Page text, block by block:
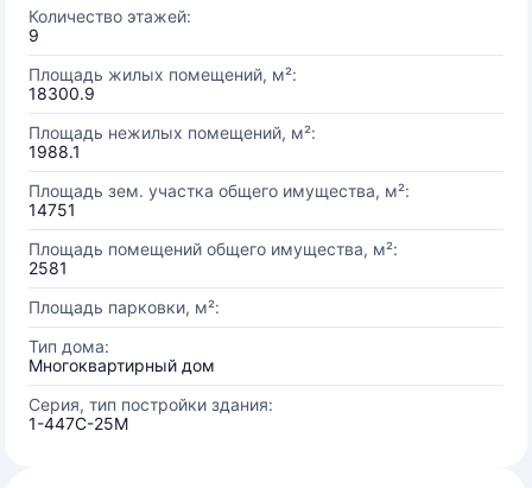
Количество этажей:
9
Площадь жилых помещений, м²:
18300.9
Площадь нежилых помещений, м²:
1988.1
Площадь зем. участка общего имущества, м²:
14751
Площадь помещений общего имущества, м²:
2581
Площадь парковки, м²:
Тип дома:
Многоквартирный дом
Серия, тип постройки здания:
1-447С-25М